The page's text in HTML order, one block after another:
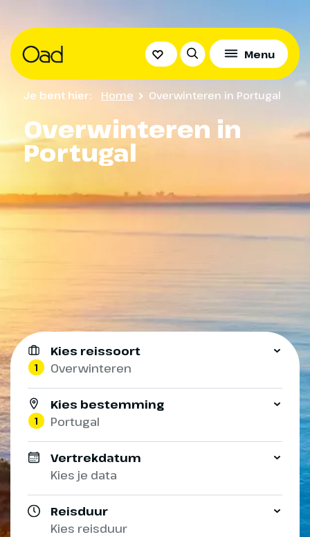
Menu
Overwinteren in
Portugal
Je bent hier: Home Overwinteren in Portugal
Kies reissoort
1 Overwinteren
Kies bestemming
1 Portugal
Vertrekdatum
Kies je data
Reisduur
Kies reisduur